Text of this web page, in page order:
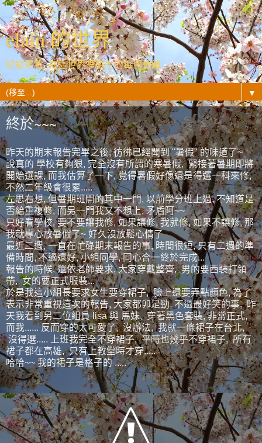
elain 的世界
紀錄著我- 在這世界裡發生的每個情緒...
▼
終於~~~
昨天的期末報告完畢之後, 彷彿已經聞到 "暑假" 的味道了~
說真的 學校有夠狠, 完全沒有所謂的寒暑假, 緊接著暑期即將
開始選課, 而我估算了一下, 覺得暑假好像還是得選一科來修,
不然二年級會很累.....
左思右想, 但暑期班開的其中一門, 以前學分班上過, 不知道是
否給重複修, 而另一門我又不想上, 矛盾阿~~
只好看學校, 要不要讓我修, 如果讓修, 我就修, 如果不讓修, 那
我就專心放暑假了~ 好久沒放鬆心情了
最近二週, 一直在忙碌期末報告的事, 時間很短, 只有二週的準
備時間, 不過還好, 小組同學, 同心合一終於完成...
報告的時候, 還依老師要求, 大家穿戴整齊, 男的要西裝打領
帶, 女的要正式服裝...
於是我這小組長要求女生要穿裙子, 臉上還要弄點顏色, 為了
表示非常重視這次的報告, 大家都卯足勁, 不過最好笑的事, 昨
天我看到另二位組員 lisa 與 馬妹, 穿著黑色套裝, 非常正式,
而我...... 反而穿的太可愛了, 沒辦法, 我就一條裙子在台北,
沒得選..... 上班我完全不穿裙子, 平時也幾乎不穿裙子, 所有
裙子都在高雄, 只有上教堂時才穿.....
哈哈~~ 我的裙子是格子的 .....